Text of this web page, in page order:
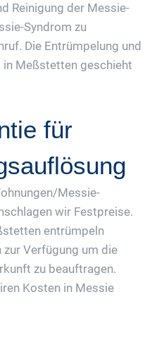
Reinigung der Messie-
Syndrom zu
Die Entrümpelung und
in Meßstetten geschieht
für
Messie-
wir Festpreise.
entrümpeln
zur Verfügung um die
zu beauftragen.
Kosten in Messie